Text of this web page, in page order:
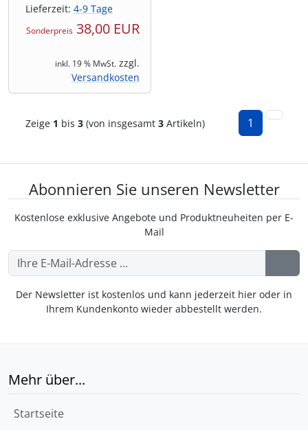
Lieferzeit: 4-9 Tage
Sonderpreis 38,00 EUR
inkl. 19 % MwSt. zzgl.
Versandkosten
Zeige 1 bis 3(von insgesamt 3Artikeln) 1
Abonnieren Sie unseren Newsletter
Kostenlose exklusive Angebote und Produktneuheiten per E-
Mail
Der Newsletter ist kostenlos und kann jederzeit hier oder in
Ihrem Kundenkonto wieder abbestellt werden.
Mehr über...
Startseite